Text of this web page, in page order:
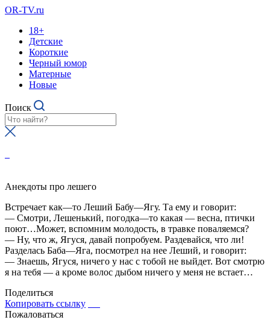
OR-TV.ru
18+
Детские
Короткие
Черный юмор
Матерные
Новые
Поиск
Анекдоты про лешего
Встречает как—то Леший Бабу—Ягу. Та ему и говорит:
— Смотри, Лешенький, погодка—то какая — весна, птички
поют…Может, вспомним молодость, в травке поваляемся?
— Ну, что ж, Ягуся, давай попробуем. Раздевайся, что ли!
Разделась Баба—Яга, посмотрел на нее Леший, и говорит:
— Знаешь, Ягуся, ничего у нас с тобой не выйдет. Вот смотрю
я на тебя — а кроме волос дыбом ничего у меня не встает…
Поделиться
Копировать ссылку
Пожаловаться